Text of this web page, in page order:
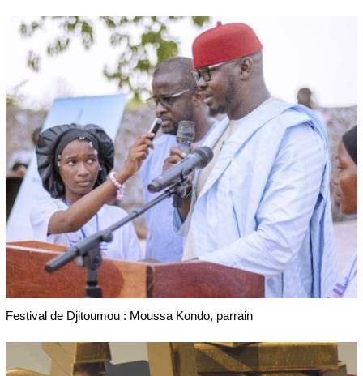
Festival de Djitoumou : Moussa Kondo, parrain